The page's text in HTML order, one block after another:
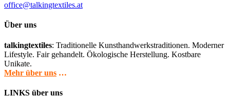
office@talkingtextiles.at
Über uns
talkingtextiles: Traditionelle Kunsthandwerkstraditionen. Moderner
Lifestyle. Fair gehandelt. Ökologische Herstellung. Kostbare
Unikate.
Mehr über uns …
LINKS über uns